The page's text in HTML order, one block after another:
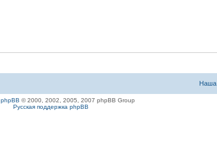
Наша
phpBB © 2000, 2002, 2005, 2007 phpBB Group
Русская поддержка phpBB